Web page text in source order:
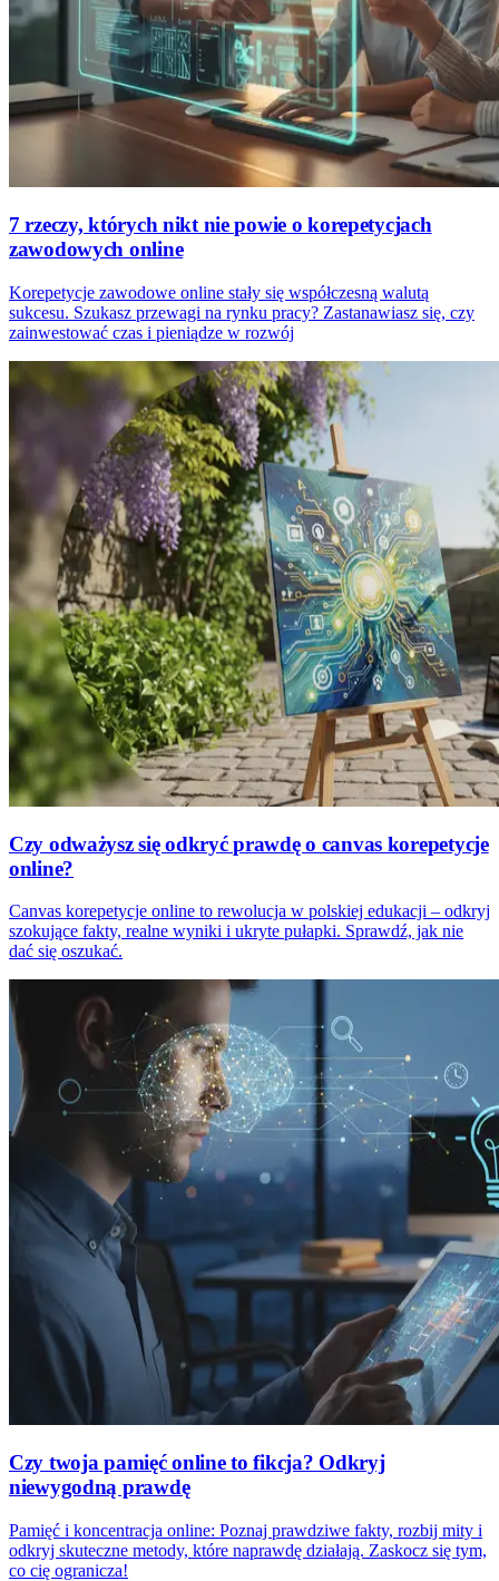
7 rzeczy, których nikt nie powie o korepetycjach
zawodowych online
Korepetycje zawodowe online stały się współczesną walutą
sukcesu. Szukasz przewagi na rynku pracy? Zastanawiasz się, czy
zainwestować czas i pieniądze w rozwój
Czy odważysz się odkryć prawdę o canvas korepetycje
online?
Canvas korepetycje online to rewolucja w polskiej edukacji – odkryj
szokujące fakty, realne wyniki i ukryte pułapki. Sprawdź, jak nie
dać się oszukać.
Czy twoja pamięć online to fikcja? Odkryj
niewygodną prawdę
Pamięć i koncentracja online: Poznaj prawdziwe fakty, rozbij mity i
odkryj skuteczne metody, które naprawdę działają. Zaskocz się tym,
co cię ogranicza!